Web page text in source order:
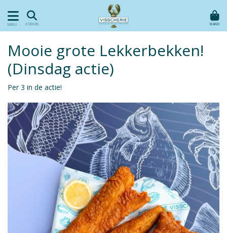
MENU ZOEKEN MAND
Mooie grote Lekkerbekken!
(Dinsdag actie)
Per 3 in de actie!